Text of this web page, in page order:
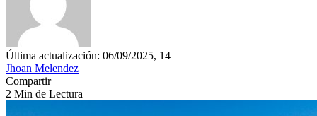
Última actualización: 06/09/2025, 14
Jhoan Melendez
Compartir
2 Min de Lectura